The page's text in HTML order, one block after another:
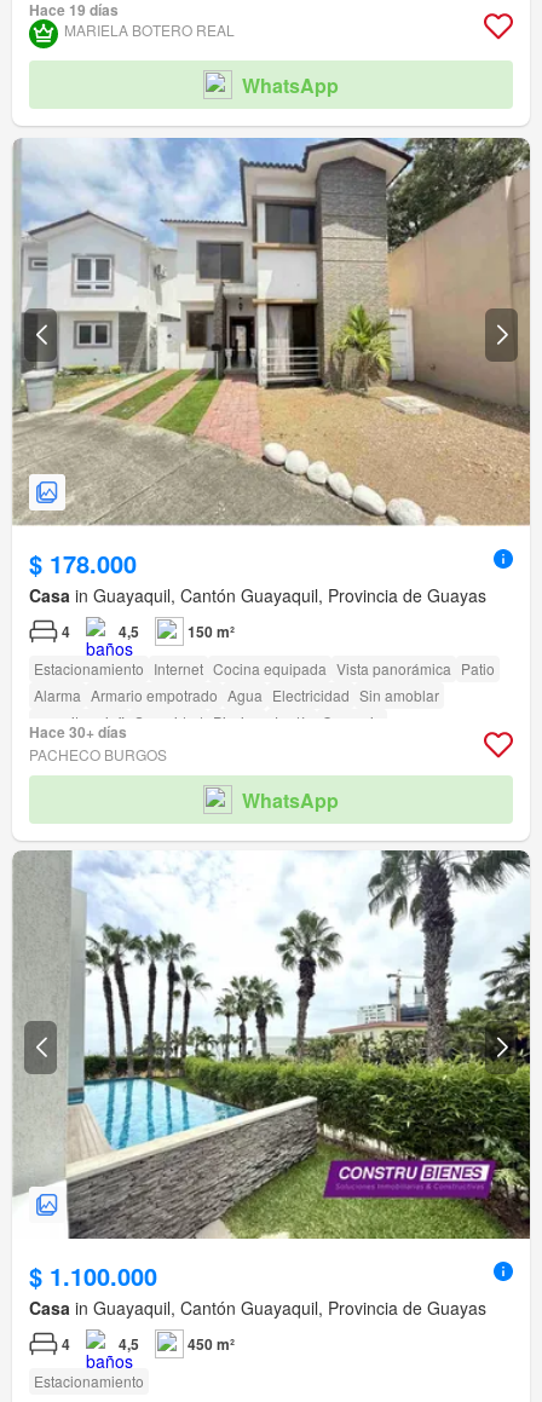
Hace 19 días
MARIELA BOTERO REAL
WhatsApp
$ 178.000
Casa in Guayaquil, Cantón Guayaquil, Provincia de Guayas
4 4,5 150 m²
Estacionamiento Internet Cocina equipada Vista panorámica Patio
Alarma Armario empotrado Agua Electricidad Sin amoblar
amenity_wi_fi Seguridad Piscina Jardín
Conserje
Garita de guardianía
Hace 30+ días
PACHECO BURGOS
WhatsApp
$ 1.100.000
Casa in Guayaquil, Cantón Guayaquil, Provincia de Guayas
4 4,5 450 m²
Estacionamiento